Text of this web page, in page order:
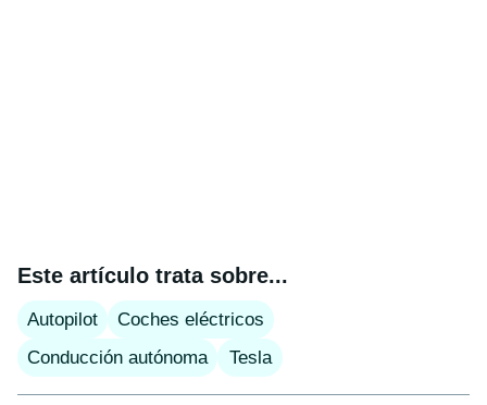
Este artículo trata sobre...
Autopilot
Coches eléctricos
Conducción autónoma
Tesla